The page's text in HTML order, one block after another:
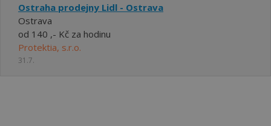
Ostraha prodejny Lidl - Ostrava
Ostrava
od 140 ,- Kč za hodinu
Protektia, s.r.o.
31.7.